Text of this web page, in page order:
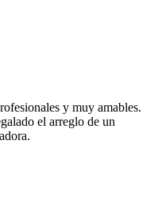
y muy amables.
el arreglo de un